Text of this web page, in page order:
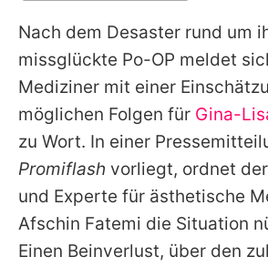
Alle Themen auf
Jobs
App runterladen
Team
Redaktionelle
Impressum
Nach dem Desaster rund um
missglückte Po-OP meldet
Mediziner mit einer
möglichen Folgen für Gina-
zu Wort. In einer
Promiflash vorliegt, ordnet
und Experte für ästhetische
Afschin Fatemi die Situation
Einen Beinverlust, über den